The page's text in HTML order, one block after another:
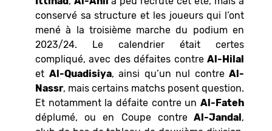
conservé sa structure et les joueurs qui l’ont
mené à la troisième marche du podium en
2023/24. Le calendrier était certes
compliqué, avec des défaites contre Al-Hilal
et Al-Quadisiya, ainsi qu’un nul contre Al-
Nassr, mais certains matchs posent question.
Et notamment la défaite contre un Al-Fateh
déplumé, ou en Coupe contreAl-Jandal,